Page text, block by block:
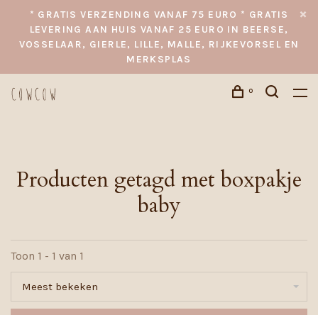
* GRATIS VERZENDING VANAF 75 EURO * GRATIS
LEVERING AAN HUIS VANAF 25 EURO IN BEERSE,
VOSSELAAR, GIERLE, LILLE, MALLE, RIJKEVORSEL EN
MERKSPLAS
0
Producten getagd met boxpakje
baby
Toon 1 - 1 van 1
Meest bekeken